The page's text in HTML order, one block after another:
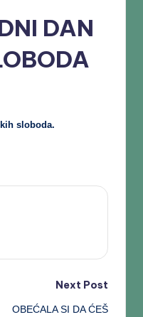
DAN
sloboda.
Next Post
OBEĆALA SI DA ĆEŠ